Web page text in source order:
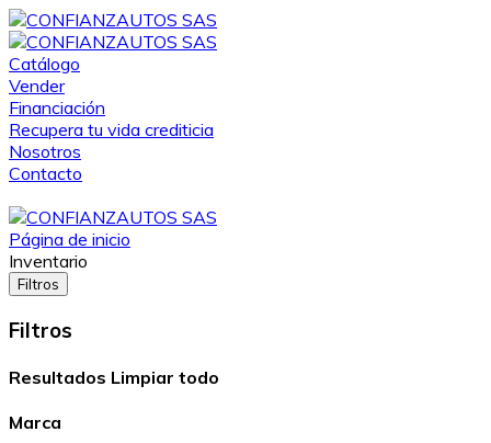
Catálogo
Vender
Financiación
Recupera tu vida crediticia
Nosotros
Contacto
Página de inicio
Inventario
Filtros
Filtros
Resultados Limpiar todo
Marca